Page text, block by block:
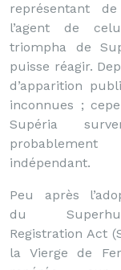
représentant
l’agent de
triompha de
puisse réagir.
d’apparition
inconnues ;
Supéria
indépendant.
Peu après
du
Registration Act
la Vierge de